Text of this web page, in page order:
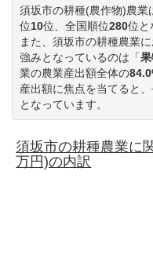
須坂市の耕種(農作物)農業
位10位、全国順位280位と
また、須坂市の耕種農業
強みとなっているのは「
業の農業産出額全体の
産出額に焦点を当てると
となっています。
須坂市の耕種農業に
万円)の内訳